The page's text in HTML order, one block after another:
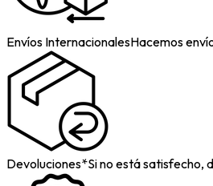
Envíos InternacionalesHacemos
Devoluciones*Si no está satisfecho,